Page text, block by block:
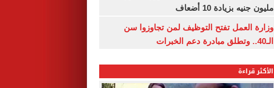
مليون جنيه بزيادة 10 أضعاف
وزارة العمل تفتح التوظيف لمن تجاوزوا سن
الـ40.. وتطلق مبادرة دعم الخبرات
الأكثر قراءة